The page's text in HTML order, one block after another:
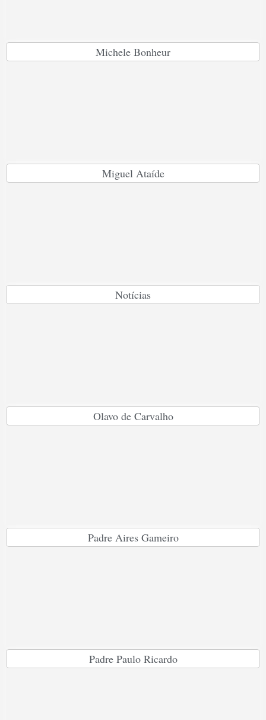
Michele Bonheur
Miguel Ataíde
Notícias
Olavo de Carvalho
Padre Aires Gameiro
Padre Paulo Ricardo